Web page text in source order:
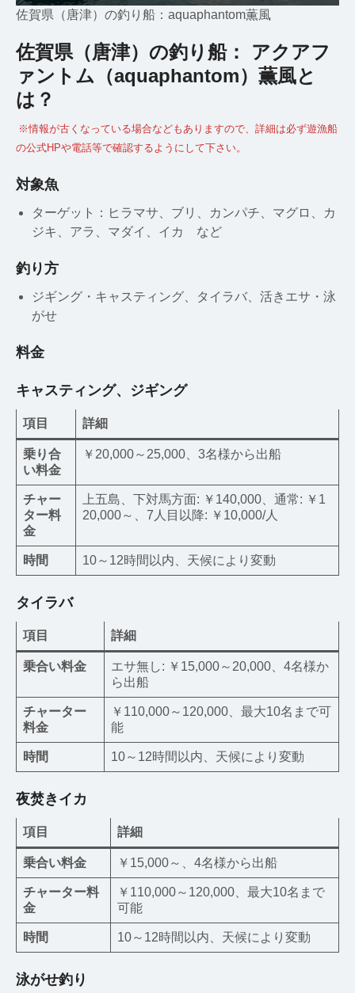
佐賀県（唐津）の釣り船：aquaphantom薫風
佐賀県（唐津）の釣り船： アクアフ
ァントム（aquaphantom）薫風と
は？
※情報が古くなっている場合などもありますので、詳細は必ず遊漁船
の公式HPや電話等で確認するようにして下さい。
対象魚
ターゲット：ヒラマサ、ブリ、カンパチ、マグロ、カ
ジキ、アラ、マダイ、イカ など
釣り方
ジギング・キャスティング、タイラバ、活きエサ・泳
がせ
料金
キャスティング、ジギング
項目 詳細
乗り合
い料金
￥20,000～25,000、3名様から出船
チャー
ター料
金
上五島、下対馬方面: ￥140,000、通常: ￥1
20,000～、7人目以降: ￥10,000/人
時間 10～12時間以内、天候により変動
タイラバ
項目 詳細
乗合い料金
エサ無し: ￥15,000～20,000、4名様か
ら出船
チャーター
料金
￥110,000～120,000、最大10名まで可
能
時間 10～12時間以内、天候により変動
夜焚きイカ
項目 詳細
乗合い料金 ￥15,000～、4名様から出船
チャーター料
金
￥110,000～120,000、最大10名まで
可能
時間 10～12時間以内、天候により変動
泳がせ釣り